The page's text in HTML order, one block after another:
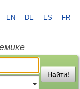
EN DE ES FR
Найти!